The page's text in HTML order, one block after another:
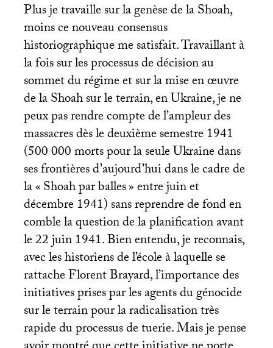
Plus je travaille sur la genèse de la Shoah,
moins ce nouveau consensus
historiographique me satisfait. Travaillant à
la fois sur les processus de décision au
sommet du régime et sur la mise en œuvre
de la Shoah sur le terrain, en Ukraine, je ne
peux pas rendre compte de l’ampleur des
massacres dès le deuxième semestre 1941
(500 000 morts pour la seule Ukraine dans
ses frontières d’aujourd’hui dans le cadre de
la «Shoah par balles» entre juin et
décembre 1941) sans reprendre de fond en
comble la question de la planification avant
le 22 juin 1941. Bien entendu, je reconnais,
avec les historiens de l’école à laquelle se
rattache Florent Brayard, l’importance des
initiatives prises par les agents du génocide
sur le terrain pour la radicalisation très
rapide du processus de tuerie. Mais je pense